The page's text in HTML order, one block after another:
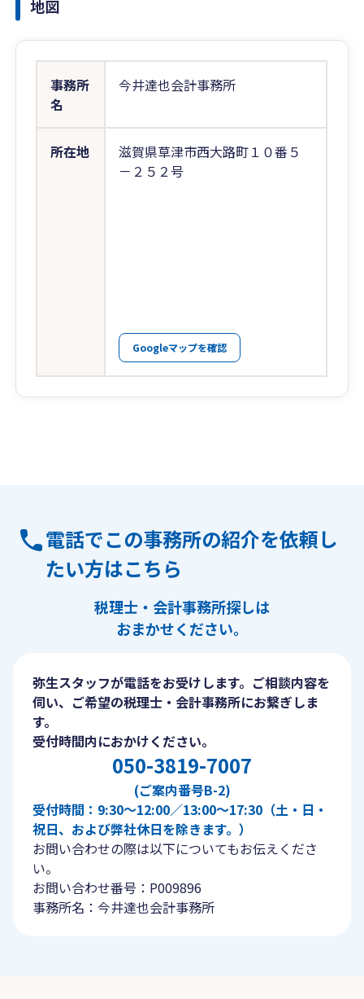
地図
事務所
名
今井達也会計事務所
所在地
滋賀県草津市西大路町１０番５
－２５２号
Googleマップを確認
電話でこの事務所の紹介を依頼し
たい方はこちら
税理士・会計事務所探しは
おまかせください。
弥生スタッフが電話をお受けします。ご相談内容を
伺い、ご希望の税理士・会計事務所にお繋ぎしま
す。
受付時間内におかけください。
050-3819-7007
(ご案内番号B-2)
受付時間：9:30〜12:00／13:00〜17:30（土・日・
祝日、および弊社休日を除きます。）
お問い合わせの際は以下についてもお伝えくださ
い。
お問い合わせ番号：P009896
事務所名：今井達也会計事務所